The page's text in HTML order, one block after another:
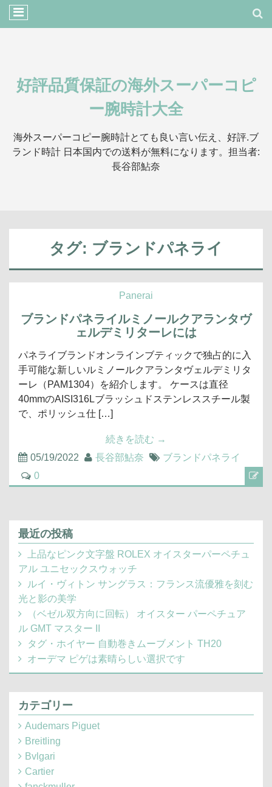
好評品質保証の海外スーパーコピ
ー腕時計大全
海外スーパーコピー腕時計とても良い言い伝え、好評.ブ
ランド時計 日本国内での送料が無料になります。担当者:
長谷部鮎奈
タグ: ブランドパネライ
Panerai
ブランドパネライルミノールクアランタヴ
ェルデミリターレには
パネライブランドオンラインブティックで独占的に入
手可能な新しいルミノールクアランタヴェルデミリタ
ーレ（PAM1304）を紹介します。 ケースは直径
40mmのAISI316Lブラッシュドステンレススチール製
で、ポリッシュ仕 […]
続きを読む →
05/19/2022
長谷部鮎奈
ブランドパネライ
0
最近の投稿
上品なピンク文字盤 ROLEX オイスターパーペチュ
アル ユニセックスウォッチ
ルイ・ヴィトン サングラス：フランス流優雅を刻む
光と影の美学
（ベゼル双方向に回転） オイスター パーペチュア
ル GMT マスター II
タグ・ホイヤー 自動巻きムーブメント TH20
オーデマ ピゲは素晴らしい選択です
カテゴリー
Audemars Piguet
Breitling
Bvlgari
Cartier